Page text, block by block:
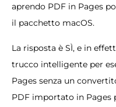
aprendo PDF in Pages
il pacchetto macOS.
La risposta è SÌ, e in
trucco intelligente per
Pages senza un
PDF importato in Pages